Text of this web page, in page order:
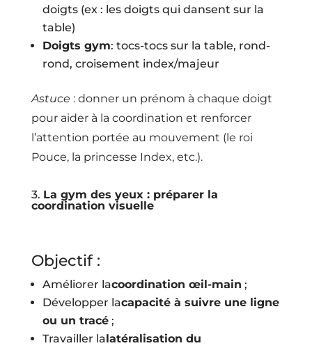
doigts (ex : les doigts qui dansent sur la
table)
Doigts gym: tocs-tocs sur la table, rond-
rond, croisement index/majeur
Astuce : donner un prénom à chaque doigt
pour aider à la coordination et renforcer
l’attention portée au mouvement (le roi
Pouce, la princesse Index, etc.).
3. La gym des yeux : préparer la
coordination visuelle
Objectif :
Améliorer lacoordination œil-main ;
Développer lacapacité à suivre une ligne
ou un tracé ;
Travailler lalatéralisation du